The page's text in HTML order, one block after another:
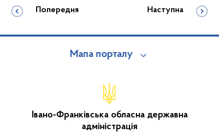
Попередня Наступна
Мапа порталу
Івано-Франківська обласна державна
адміністрація